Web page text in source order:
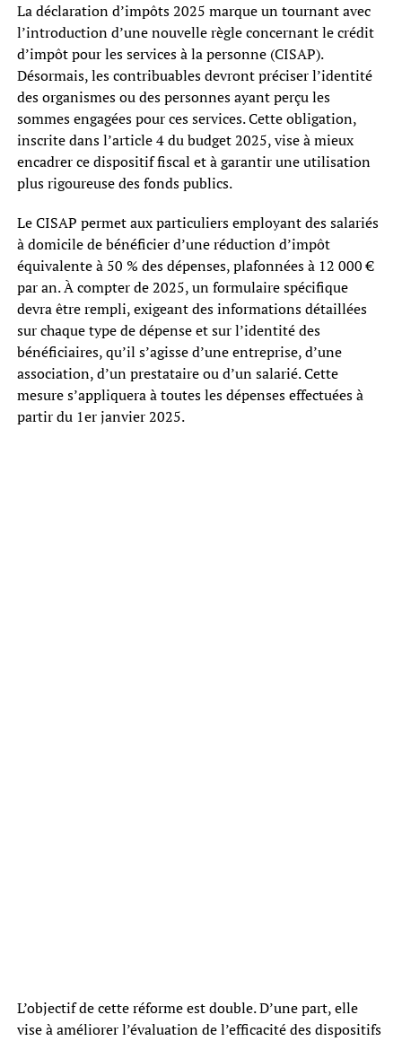
La déclaration d’impôts 2025 marque un tournant avec
l’introduction d’une nouvelle règle concernant le crédit
d’impôt pour les services à la personne (CISAP).
Désormais, les contribuables devront préciser l’identité
des organismes ou des personnes ayant perçu les
sommes engagées pour ces services. Cette obligation,
inscrite dans l’article 4 du budget 2025, vise à mieux
encadrer ce dispositif fiscal et à garantir une utilisation
plus rigoureuse des fonds publics.
Le CISAP permet aux particuliers employant des salariés
à domicile de bénéficier d’une réduction d’impôt
équivalente à 50 % des dépenses, plafonnées à 12 000 €
par an. À compter de 2025, un formulaire spécifique
devra être rempli, exigeant des informations détaillées
sur chaque type de dépense et sur l’identité des
bénéficiaires, qu’il s’agisse d’une entreprise, d’une
association, d’un prestataire ou d’un salarié. Cette
mesure s’appliquera à toutes les dépenses effectuées à
partir du 1er janvier 2025.
L’objectif de cette réforme est double. D’une part, elle
vise à améliorer l’évaluation de l’efficacité des dispositifs